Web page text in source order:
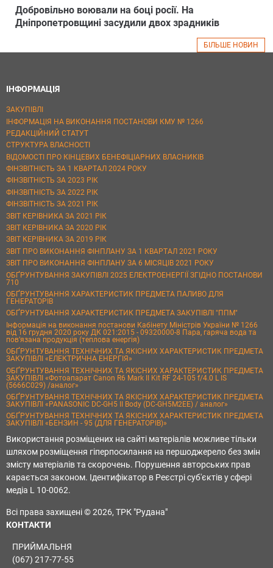
Добровільно воювали на боці росії. На
Дніпропетровщині засудили двох зрадників
БІЛЬШЕ НОВИН
ІНФОРМАЦІЯ
ЗАКУПІВЛІ
ІНФОРМАЦІЯ НА ВИКОНАННЯ ПОСТАНОВИ КМУ № 1266
РЕДАКЦІЙНИЙ СТАТУТ
СТРУКТУРА ВЛАСНОСТІ
ВІДОМОСТІ ПРО КІНЦЕВИХ БЕНЕФІЦІАРНИХ ВЛАСНИКІВ
ФІНЗВІТНІСТЬ ЗА 1 КВАРТАЛ 2024 РОКУ
ФІНЗВІТНІСТЬ ЗА 2023 РІК
ФІНЗВІТНІСТЬ ЗА 2022 РІК
ФІНЗВІТНІСТЬ ЗА 2021 РІК
ЗВІТ КЕРІВНИКА ЗА 2021 РІК
ЗВІТ КЕРІВНИКА ЗА 2020 РІК
ЗВІТ КЕРІВНИКА ЗА 2019 РІК
ЗВІТ ПРО ВИКОНАННЯ ФІНПЛАНУ ЗА 1 КВАРТАЛ 2021 РОКУ
ЗВІТ ПРО ВИКОНАННЯ ФІНПЛАНУ ЗА 6 МІСЯЦІВ 2021 РОКУ
ОБҐРУНТУВАННЯ ЗАКУПІВЛІ 2025 ЕЛЕКТРОЕНЕРГІЇ ЗГІДНО ПОСТАНОВИ
710
ОБҐРУНТУВАННЯ ХАРАКТЕРИСТИК ПРЕДМЕТА ПАЛИВО ДЛЯ
ГЕНЕРАТОРІВ
ОБҐРУНТУВАННЯ ХАРАКТЕРИСТИК ПРЕДМЕТА ЗАКУПІВЛІ "ППМ"
Інформація на виконання постанови Кабінету Міністрів України № 1266
від 16 грудня 2020 року ДК 021:2015 - 09320000-8 Пара, гаряча вода та
пов’язана продукція (теплова енергія)
ОБҐРУНТУВАННЯ ТЕХНІЧНИХ ТА ЯКІСНИХ ХАРАКТЕРИСТИК ПРЕДМЕТА
ЗАКУПІВЛІ «ЕЛЕКТРИЧНА ЕНЕРГІЯ»
ОБҐРУНТУВАННЯ ТЕХНІЧНИХ ТА ЯКІСНИХ ХАРАКТЕРИСТИК ПРЕДМЕТА
ЗАКУПІВЛІ «Фотоапарат Canon R6 Mark II Kit RF 24-105 f/4.0 L IS
(5666C029) /аналог»
ОБҐРУНТУВАННЯ ТЕХНІЧНИХ ТА ЯКІСНИХ ХАРАКТЕРИСТИК ПРЕДМЕТА
ЗАКУПІВЛІ «PANASONIC DC-GH5 II Body (DC-GH5M2EE) / аналог»
ОБҐРУНТУВАННЯ ТЕХНІЧНИХ ТА ЯКІСНИХ ХАРАКТЕРИСТИК ПРЕДМЕТА
ЗАКУПІВЛІ «БЕНЗИН - 95 (ДЛЯ ГЕНЕРАТОРІВ)»
Використання розміщених на сайті матеріалів можливе тільки
шляхом розміщення гіперпосилання на першоджерело без змін
змісту матеріалів та скорочень. Порушення авторських прав
карається законом. Ідентифікатор в Реєстрі суб'єктів у сфері
медіа L 10-0062.
Всі права захищені © 2026, ТРК "Рудана"
КОНТАКТИ
ПРИЙМАЛЬНЯ
(067) 217-77-55